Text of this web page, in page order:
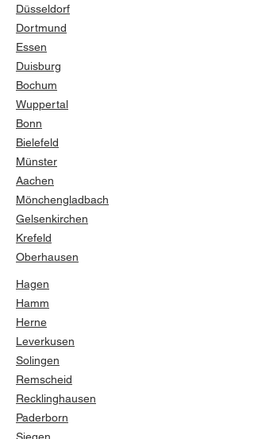
Düsseldorf
Dortmund
Essen
Duisburg
Bochum
Wuppertal
Bonn
Bielefeld
Münster
Aachen
Mönchengladbach
Gelsenkirchen
Krefeld
Oberhausen
Hagen
Hamm
Herne
Leverkusen
Solingen
Remscheid
Recklinghausen
Paderborn